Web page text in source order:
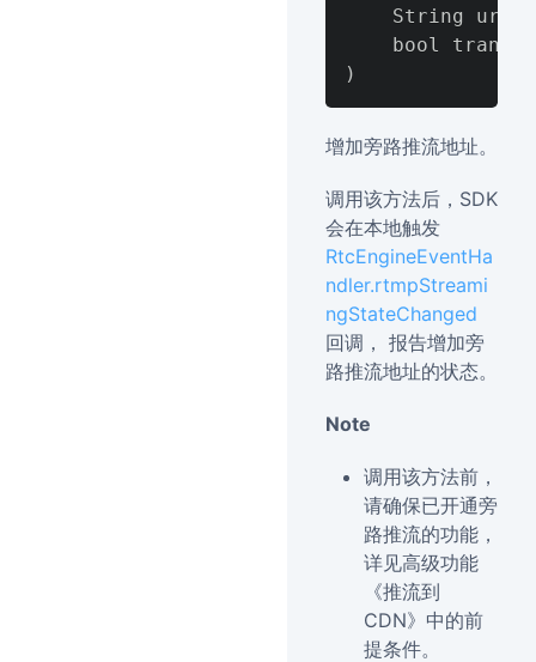
    String url
)
增加旁路推流地址。
调用该方法后，SDK
会在本地触发
RtcEngineEventHa
ndler.rtmpStreami
ngStateChanged
回调， 报告增加旁
路推流地址的状态。
Note
调用该方法前，
请确保已开通旁
路推流的功能，
详见高级功能
《推流到
CDN》中的前
提条件。